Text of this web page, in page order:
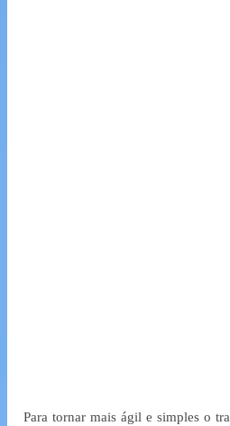
Para tornar mais ágil e simples o